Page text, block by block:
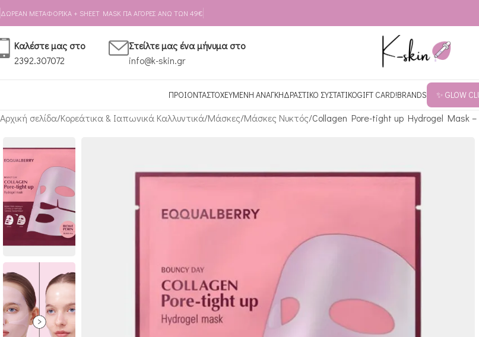
Skip to navigation
Skip to main content
ΔΩΡΕΑΝ ΜΕΤΑΦΟΡΙΚΑ + SHEET MASK ΓΙΑ ΑΓΟΡΕΣ ΑΝΩ ΤΩΝ 49€
Καλέστε μας στο
2392.307072
Στείλτε μας ένα μήνυμα στο
info@k-skin.gr
ΠΡΟΙΟΝΤΑΣΤΟΧΕΥΜΕΝΗ ΑΝΑΓΚΗΔΡΑΣΤΙΚΟ ΣΥΣΤΑΤΙΚΟGIFT CARD!BRANDS ✨ GLOW
Αρχική σελίδα Κορεάτικα & Ιαπωνικά Καλλυντικά Μάσκες Μάσκες Νυκτός Collagen Pore-tight up Hydrogel Mask